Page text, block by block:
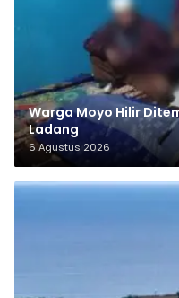
Warga Moyo Hilir
Ladang
6 Agustus 2026